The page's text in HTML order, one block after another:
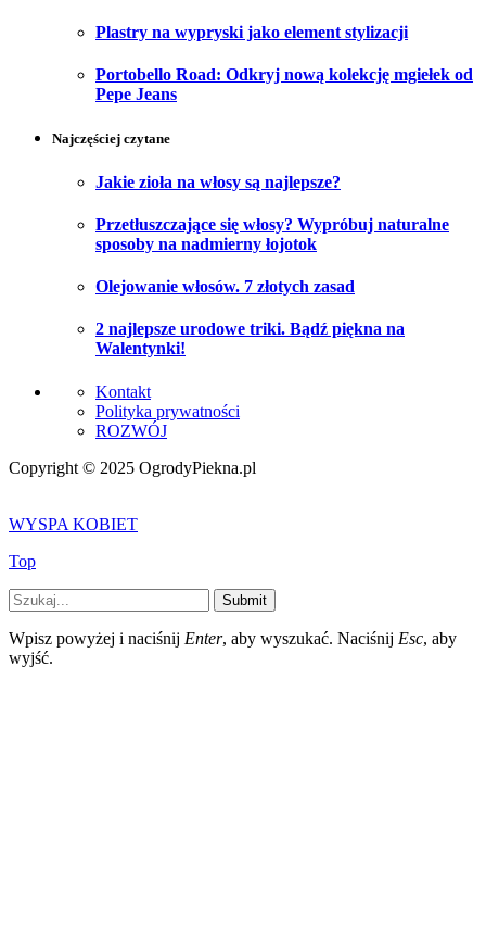
Plastry na wypryski jako element stylizacji
Portobello Road: Odkryj nową kolekcję mgiełek od
Pepe Jeans
Najczęściej czytane
Jakie zioła na włosy są najlepsze?
Przetłuszczające się włosy? Wypróbuj naturalne
sposoby na nadmierny łojotok
Olejowanie włosów. 7 złotych zasad
2 najlepsze urodowe triki. Bądź piękna na
Walentynki!
Kontakt
Polityka prywatności
ROZWÓJ
Copyright © 2025 OgrodyPiekna.pl
WYSPA KOBIET
Top
Submit
Wpisz powyżej i naciśnij Enter, aby wyszukać. Naciśnij Esc, aby
wyjść.